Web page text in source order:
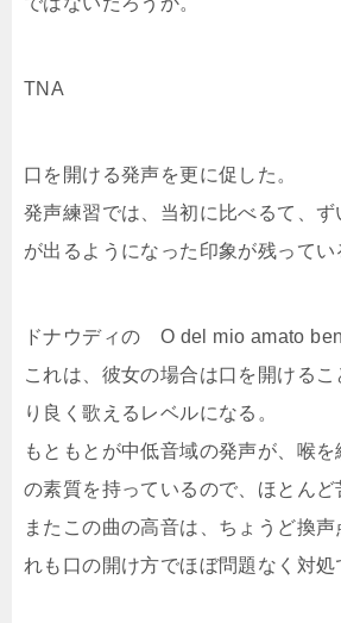
TNA
口を開ける発声を更に促した。
発声練習では、当初に比べるて、ず
が出るようになった印象が残ってい
ドナウディの O del mio amato ben
これは、彼女の場合は口を開ける
り良く歌えるレベルになる。
もともとが中低音域の発声が、喉
の素質を持っているので、ほとんど
またこの曲の高音は、ちょうど換声
れも口の開け方でほぼ問題なく対処